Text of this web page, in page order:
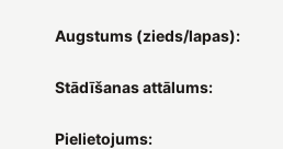
Augstums (zieds/lapas):
Stādīšanas attālums:
Pielietojums: